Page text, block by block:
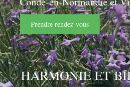
Prendre rendez-vous
HARMONIE ET